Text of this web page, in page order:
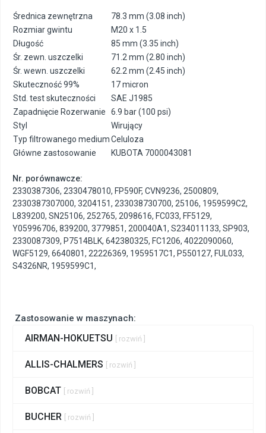
Zastosowanie w maszynach:
AIRMAN-HOKUETSU [ rozwiń ]
ALLIS-CHALMERS [ rozwiń ]
BOBCAT [ rozwiń ]
BUCHER [ rozwiń ]
Średnica zewnętrzna
78.3 mm (3.08 inch)
Rozmiar gwintu
M20 x 1.5
Długość
85 mm (3.35 inch)
Śr. zewn. uszczelki
71.2 mm (2.80 inch)
Śr. wewn. uszczelki
62.2 mm (2.45 inch)
Skuteczność 99%
17 micron
Std. test skuteczności
SAE J1985
Zapadnięcie Rozerwanie
6.9 bar (100 psi)
Styl
Wirujący
Typ filtrowanego mediumCeluloza
Główne zastosowanie
KUBOTA 7000043081
Nr. porównawcze:
2330387306, 2330478010, FP590F, CVN9236, 2500809,
2330387307000, 3204151, 233038730700, 25106, 1959599C2,
L839200, SN25106, 252765, 2098616, FC033, FF5129,
Y05996706, 839200, 3779851, 200040A1, S234011133, SP903,
2330087309, P7514BLK, 642380325, FC1206, 4022090060,
WGF5129, 6640801, 22226369, 1959517C1, P550127, FUL033,
S4326NR, 1959599C1,